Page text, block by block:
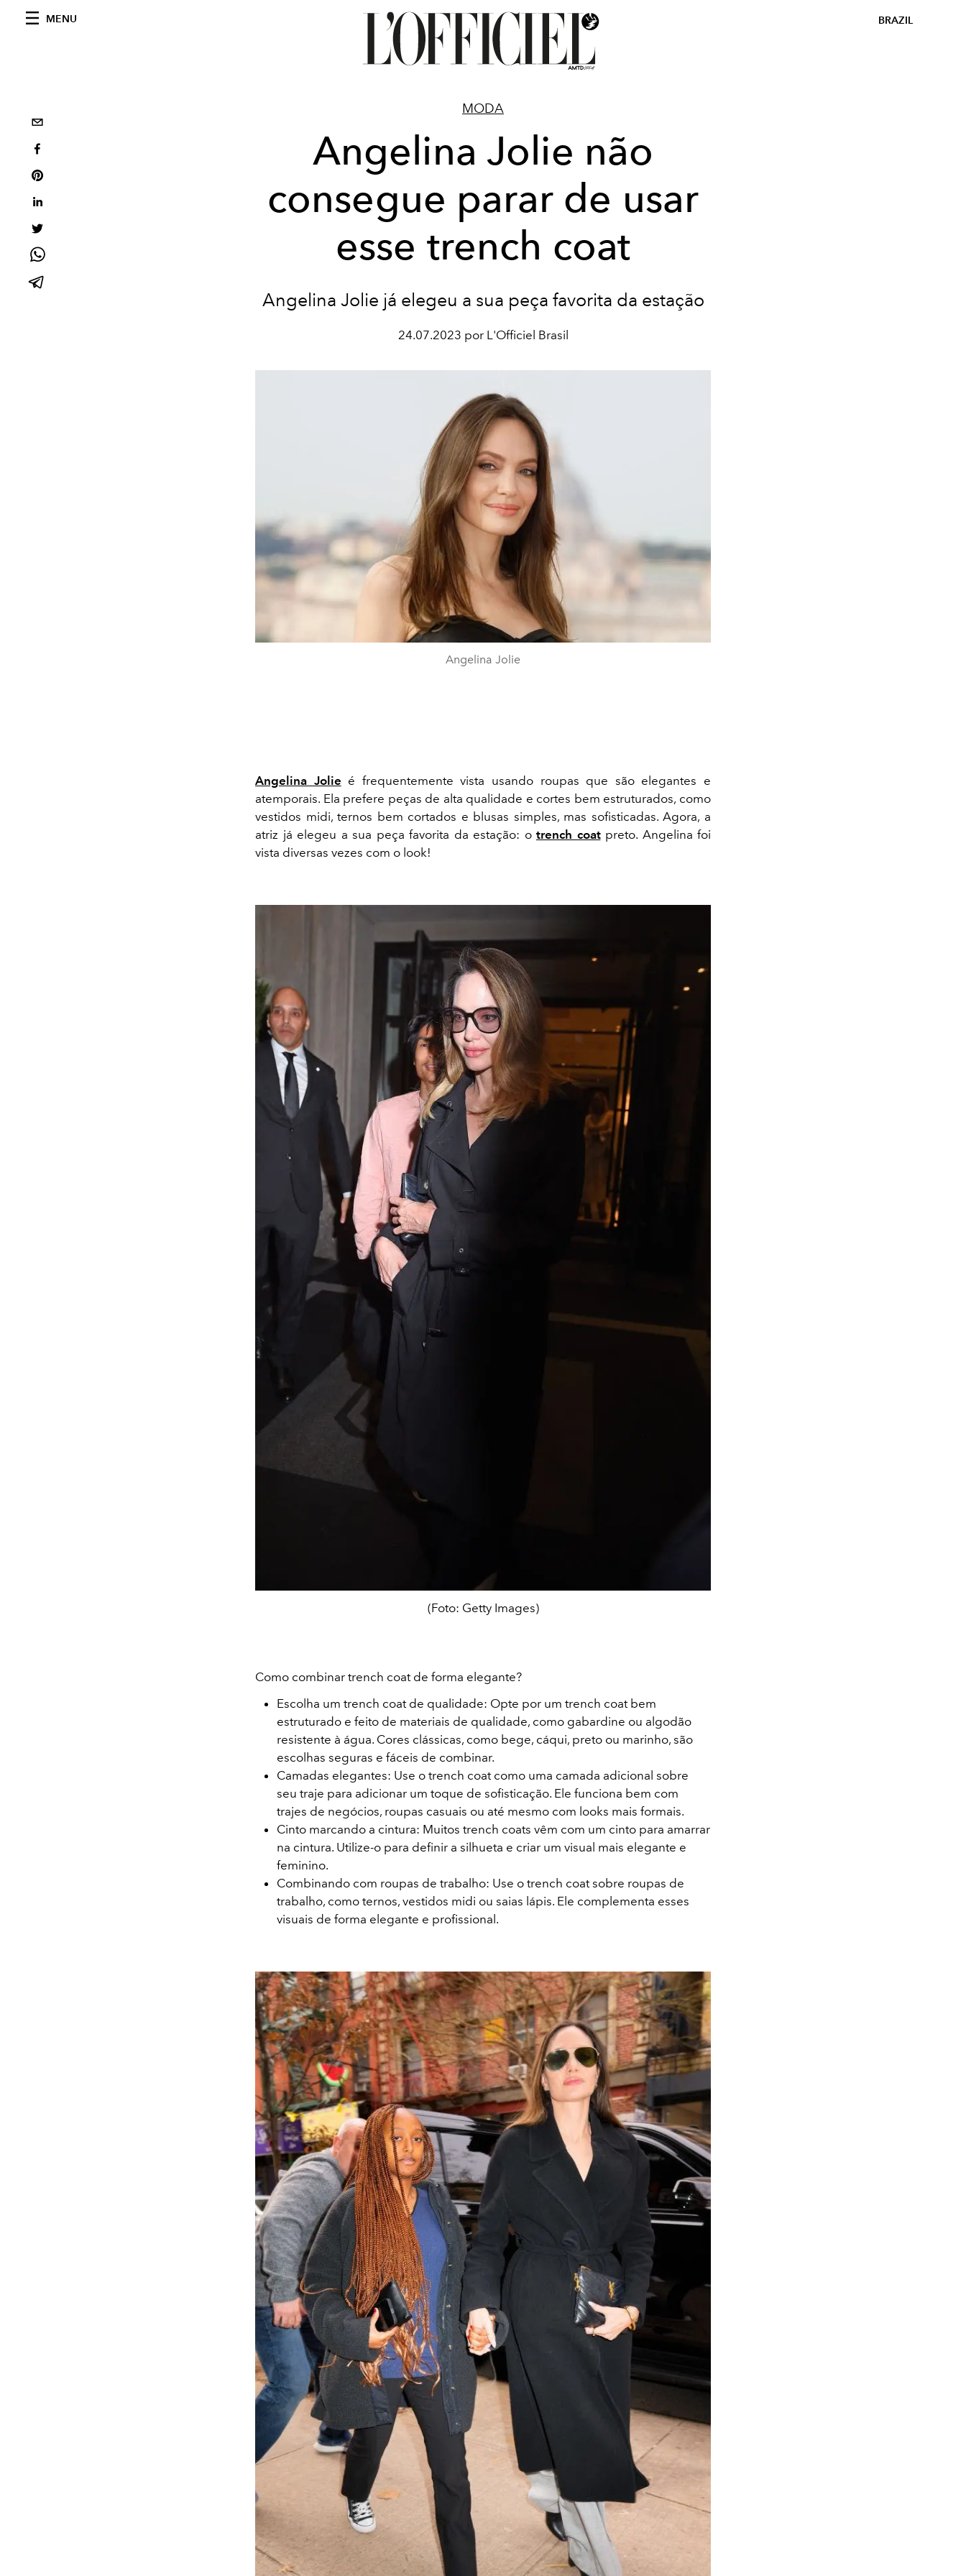
MENU BRAZIL
MODA
Angelina Jolie não
consegue parar de usar
esse trench coat
Angelina Jolie já elegeu a sua peça favorita da estação
24.07.2023 por L'Officiel Brasil
Angelina Jolie
Angelina Jolie é frequentemente vista usando roupas que são elegantes e
atemporais. Ela prefere peças de alta qualidade e cortes bem estruturados, como
vestidos midi, ternos bem cortados e blusas simples, mas sofisticadas. Agora, a
atriz já elegeu a sua peça favorita da estação: o trench coatpreto. Angelina foi
vista diversas vezes com o look!
(Foto: Getty Images)
Como combinar trench coat de forma elegante?
Escolha um trench coat de qualidade: Opte por um trench coat bem
estruturado e feito de materiais de qualidade, como gabardine ou algodão
resistente à água. Cores clássicas, como bege, cáqui, preto ou marinho, são
escolhas seguras e fáceis de combinar.
Camadas elegantes: Use o trench coat como uma camada adicional sobre
seu traje para adicionar um toque de sofisticação. Ele funciona bem com
trajes de negócios, roupas casuais ou até mesmo com looks mais formais.
Cinto marcando a cintura: Muitos trench coats vêm com um cinto para amarrar
na cintura. Utilize-o para definir a silhueta e criar um visual mais elegante e
feminino.
Combinando com roupas de trabalho: Use o trench coat sobre roupas de
trabalho, como ternos, vestidos midi ou saias lápis. Ele complementa esses
visuais de forma elegante e profissional.